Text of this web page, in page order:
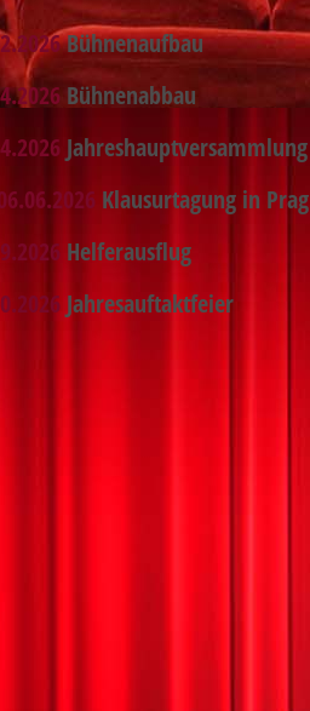
Bühnenaufbau
Bühnenabbau
Jahreshauptversammlung
Klausurtagung in Prag
Helferausflug
Jahresauftaktfeier